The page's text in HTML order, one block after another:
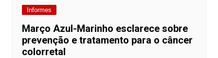
Informes
Março Azul-Marinho esclarece sobre
prevenção e tratamento para o câncer
colorretal